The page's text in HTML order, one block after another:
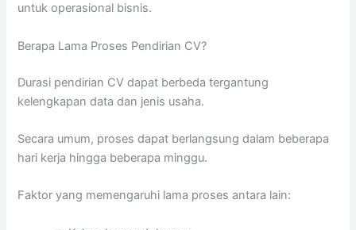
untuk operasional bisnis.
Berapa Lama Proses Pendirian CV?
Durasi pendirian CV dapat berbeda tergantung
kelengkapan data dan jenis usaha.
Secara umum, proses dapat berlangsung dalam beberapa
hari kerja hingga beberapa minggu.
Faktor yang memengaruhi lama proses antara lain: